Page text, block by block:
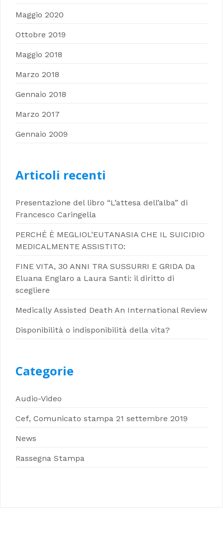
Maggio 2020
Ottobre 2019
Maggio 2018
Marzo 2018
Gennaio 2018
Marzo 2017
Gennaio 2009
Articoli recenti
Presentazione del libro “L’attesa dell’alba” di
Francesco Caringella
PERCHÉ È MEGLIOL’EUTANASIA CHE IL SUICIDIO
MEDICALMENTE ASSISTITO:
FINE VITA, 30 ANNI TRA SUSSURRI E GRIDA Da
Eluana Englaro a Laura Santi: il diritto di
scegliere
Medically Assisted Death An International Review
Disponibilità o indisponibilità della vita?
Categorie
Audio-Video
Cef, Comunicato stampa 21 settembre 2019
News
Rassegna Stampa